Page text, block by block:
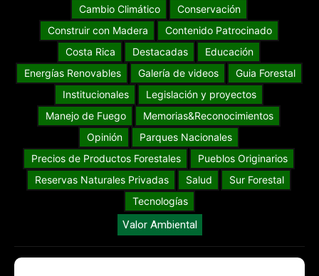
Cambio Climático
Conservación
Construir con Madera
Contenido Patrocinado
Costa Rica
Destacadas
Educación
Energías Renovables
Galería de videos
Guia Forestal
Institucionales
Legislación y proyectos
Manejo de Fuego
Memorias&Reconocimientos
Opinión
Parques Nacionales
Precios de Productos Forestales
Pueblos Originarios
Reservas Naturales Privadas
Salud
Sur Forestal
Tecnologías
Valor Ambiental